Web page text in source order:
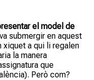
el model de
submergir en aquest
xiquet a qui li regalen
la manera
que
Però com?